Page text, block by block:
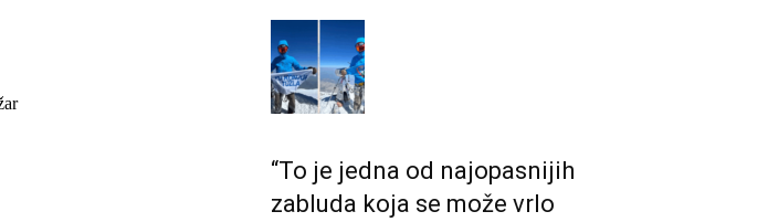
“To je jedna od najopasnijih
zabluda koja se može vrlo